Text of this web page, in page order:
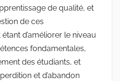
de qualité, et
de ces
d’améliorer le niveau
fondamentales,
des étudiants, et
et d’abandon